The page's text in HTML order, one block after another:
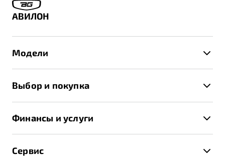
АВИЛОН
Модели
X70
Выбор и покупка
Спецпредложения и Акции
Записаться на тест-драйв
Финансы и услуги
Трейд-ин
Сервис